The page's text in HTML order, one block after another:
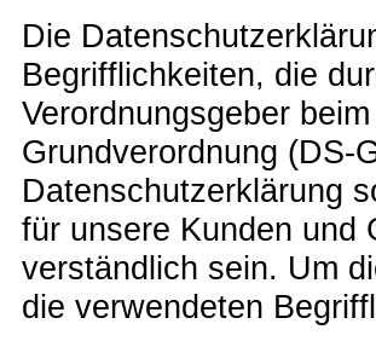
Die
Begrifflichkeiten, die
Verordnungsgeber
Grundverordnung (DS-
Datenschutzerklärung
für unsere Kunden und
verständlich sein. Um
die verwendeten